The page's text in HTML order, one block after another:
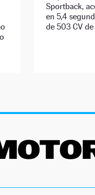
Sportback,
en 5,4
de 503 CV